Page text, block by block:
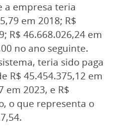
a empresa teria
em 2018; R$
R$ 46.668.026,24 em
no ano seguinte.
teria sido paga
R$ 45.454.375,12 em
em 2023, e R$
o que representa o